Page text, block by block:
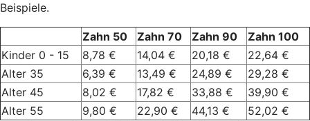
Beispiele.
Zahn 50 Zahn 70 Zahn 90
Zahn 100
Kinder 0 - 15
8,78 € 14,04 € 20,18 €
22,64 €
Alter 35
6,39 € 13,49 € 24,89 €
29,28 €
Alter 45
8,02 € 17,82 € 33,88 €
39,90 €
Alter 55
9,80 € 22,90 € 44,13 €
52,02 €